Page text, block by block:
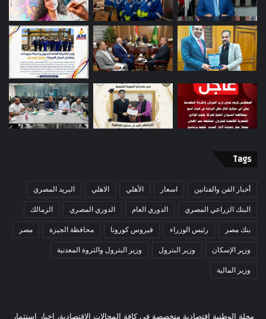
Tags
أخبار الفن والفنانين اسعار الأهلي الاهلي البريد المصري
البنك الزراعي المصري الدوري العام الدوري المصري الزمالك
بنك مصر رئيس الوزراء فيروس كورونا محافظة الجيزة مصر
وزير الإسكان وزير البترول وزير البترول والثروة المعدنية
وزير المالية
مجلة الوطنية اقتصادية متخصصة في كافة المجالات الاقتصادية، اخبار استثمار